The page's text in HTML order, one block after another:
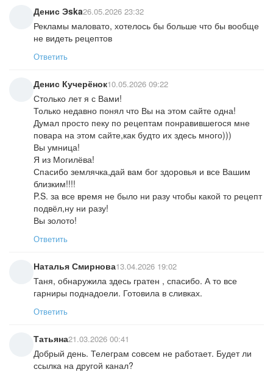
Денис Эska26.05.2026 23:32
Рекламы маловато, хотелось бы больше что бы вообще
не видеть рецептов
Ответить
Денис Кучерёнок10.05.2026 09:22
Столько лет я с Вами!
Только недавно понял что Вы на этом сайте одна!
Думал просто пеку по рецептам понравившегося мне
повара на этом сайте,как будто их здесь много)))
Вы умница!
Я из Могилёва!
Спасибо землячка,дай вам бог здоровья и все Вашим
близким!!!!
P.S. за все время не было ни разу чтобы какой то рецепт
подвёл,ну ни разу!
Вы золото!
Ответить
Наталья Смирнова13.04.2026 19:02
Таня, обнаружила здесь гратен , спасибо. А то все
гарниры поднадоели. Готовила в сливках.
Ответить
Татьяна21.03.2026 00:41
Добрый день. Телеграм совсем не работает. Будет ли
ссылка на другой канал?